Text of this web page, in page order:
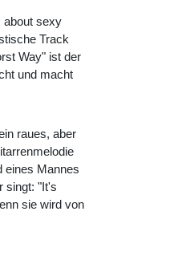
about sexy
Track
Way" ist der
und macht
raues, aber
eines Mannes
singt: "It's
sie wird von